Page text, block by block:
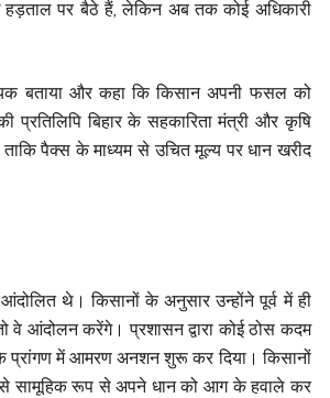
हड़ताल पर बैठे हैं, लेकिन अब तक कोई अधिकारी
बताया और कहा कि किसान अपनी फसल को
बिहार के सहकारिता मंत्री और कृषि
पैक्स के माध्यम से उचित मूल्य पर धान खरीद
थे। किसानों के अनुसार उन्होंने पूर्व में ही
आंदोलन करेंगे। प्रशासन द्वारा कोई ठोस कदम
प्रांगण में आमरण अनशन शुरू कर दिया। किसानों
से सामूहिक रूप से अपने धान को आग के हवाले कर